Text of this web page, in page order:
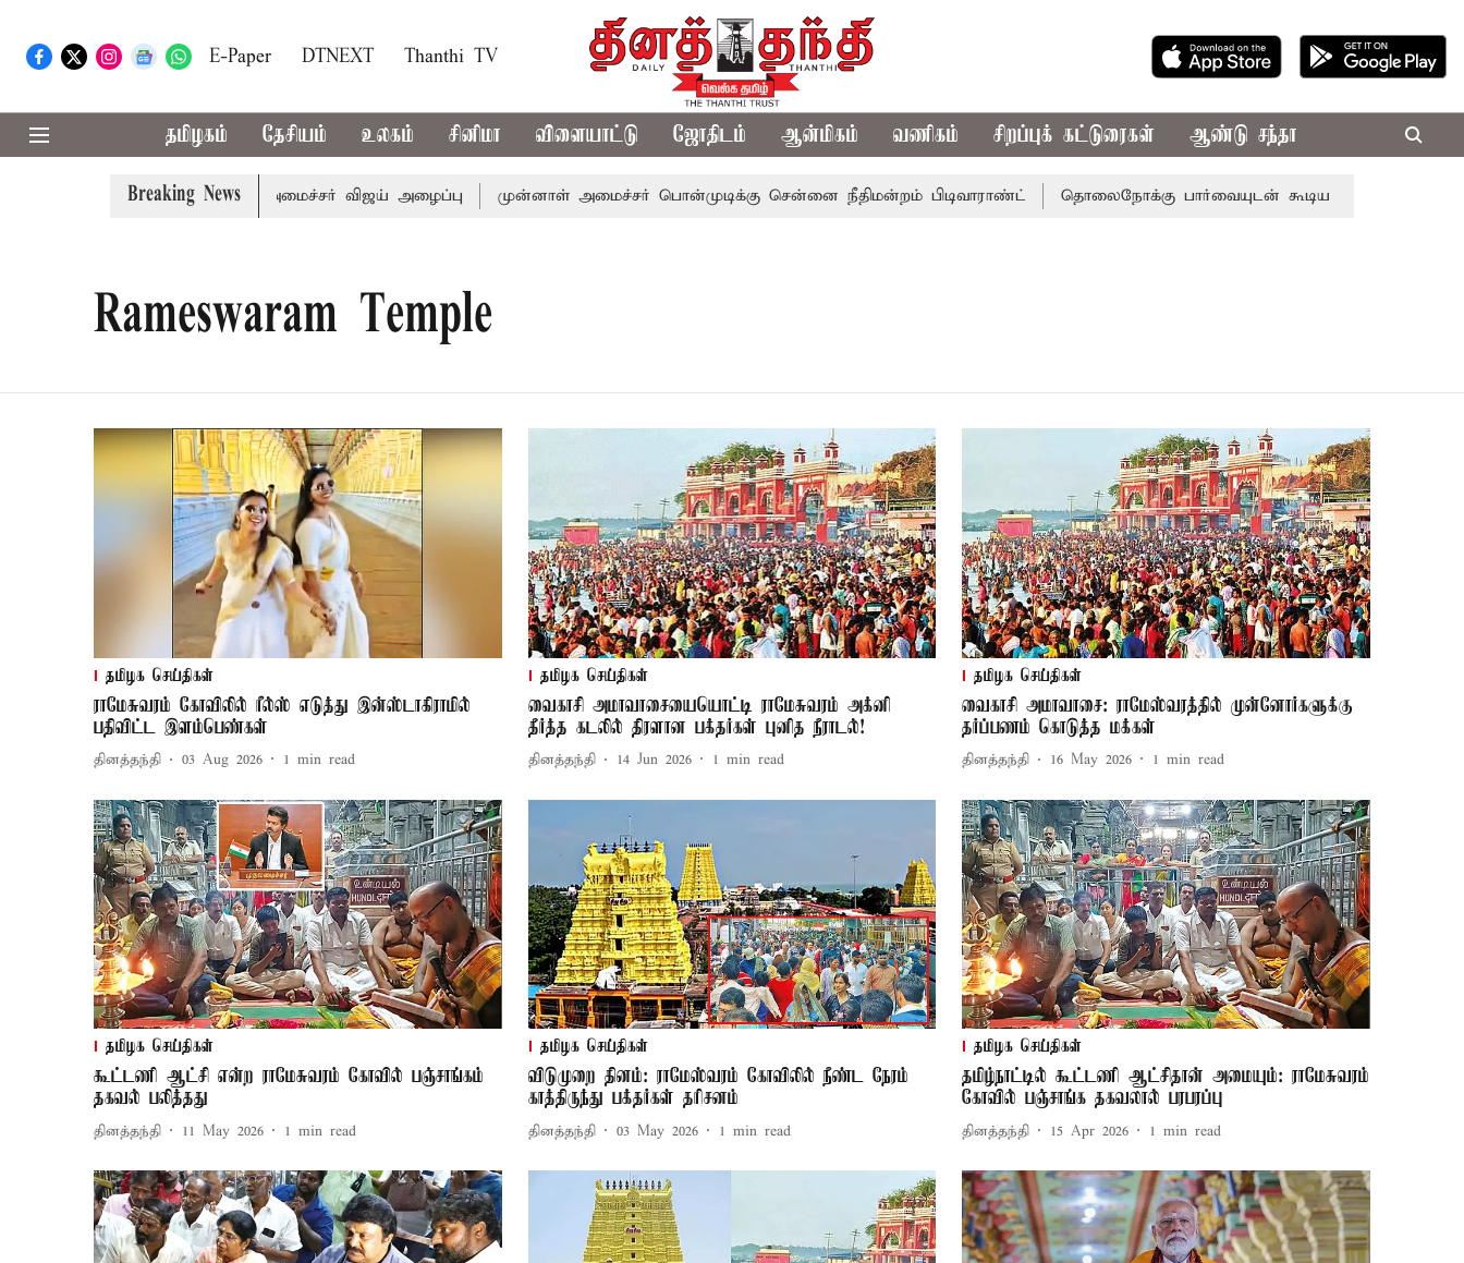
E-Paper DTNEXT Thanthi TV
தமிழகம் தேசியம் உலகம் சினிமா விளையாட்டு ஜோதிடம் ஆன்மிகம் வணிகம் சிறப்புக் கட்டுரைகள் ஆண்டு சந்தா
Breaking News
கூட்டத்துக்கு முதல்-அமைச்சர் விஜய் அழைப்பு முன்னாள் அமைச்சர் பொன்முடிக்கு சென்னை நீதிமன்றம் பிடிவாராண்ட் தொலைநோக்கு பார்வையுடன் கூடிய வேளாண் பட்ஜெட்:
Rameswaram Temple
தமிழக செய்திகள்
ராமேசுவரம் கோவிலில் ரீல்ஸ் எடுத்து இன்ஸ்டாகிராமில்
பதிவிட்ட இளம்பெண்கள்
தினத்தந்தி 03 Aug 2026 1 min read
தமிழக செய்திகள்
வைகாசி அமாவாசையையொட்டி ராமேசுவரம் அக்னி
தீர்த்த கடலில் திரளான பக்தர்கள் புனித நீராடல்!
தினத்தந்தி 14 Jun 2026 1 min read
தமிழக செய்திகள்
வைகாசி அமாவாசை: ராமேஸ்வரத்தில் முன்னோர்களுக்கு
தர்ப்பணம் கொடுத்த மக்கள்
தினத்தந்தி 16 May 2026 1 min read
தமிழக செய்திகள்
கூட்டணி ஆட்சி என்ற ராமேசுவரம் கோவில் பஞ்சாங்கம்
தகவல் பலித்தது
தினத்தந்தி 11 May 2026 1 min read
தமிழக செய்திகள்
விடுமுறை தினம்: ராமேஸ்வரம் கோவிலில் நீண்ட நேரம்
காத்திருந்து பக்தர்கள் தரிசனம்
தினத்தந்தி 03 May 2026 1 min read
தமிழக செய்திகள்
தமிழ்நாட்டில் கூட்டணி ஆட்சிதான் அமையும்: ராமேசுவரம்
கோவில் பஞ்சாங்க தகவலால் பரபரப்பு
தினத்தந்தி 15 Apr 2026 1 min read